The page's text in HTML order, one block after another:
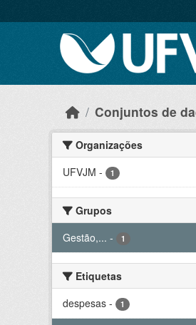
Conjuntos de
Organizações
UFVJM - 1
Grupos
Gestão,... - 1
Etiquetas
despesas - 1